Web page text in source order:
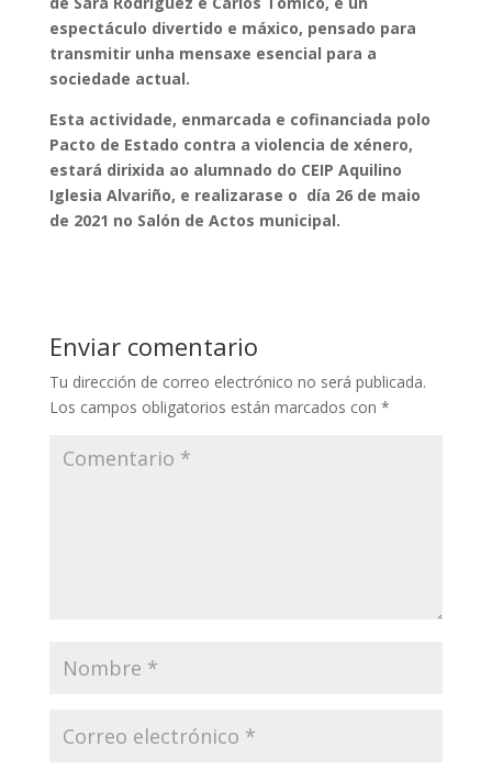
espectáculo divertido e máxico, pensado para
transmitir unha mensaxe esencial para a
sociedade actual.
Esta actividade, enmarcada e cofinanciada polo
Pacto de Estado contra a violencia de xénero,
estará dirixida ao alumnado do CEIP Aquilino
Iglesia Alvariño, e realizarase o día 26 de maio
de 2021 no Salón de Actos municipal.
Enviar comentario
Tu dirección de correo electrónico no será publicada.
Los campos obligatorios están marcados con *